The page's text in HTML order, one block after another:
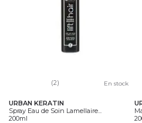
(2) En stock
URBAN KERATIN
Spray Eau de Soin Lamellaire...
200ml